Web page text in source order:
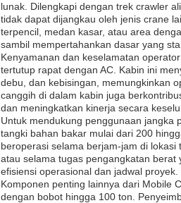
lunak. Dilengkapi dengan trek crawler
tidak dapat dijangkau oleh jenis crane
terpencil, medan kasar, atau area
sambil mempertahankan dasar yang
Kenyamanan dan keselamatan
tertutup rapat dengan AC. Kabin ini
debu, dan kebisingan, memungkinkan
canggih di dalam kabin juga
dan meningkatkan kinerja secara
Untuk mendukung penggunaan jangka
tangki bahan bakar mulai dari 200
beroperasi selama berjam-jam di
atau selama tugas pengangkatan
efisiensi operasional dan jadwal proyek.
Komponen penting lainnya dari Mobile
dengan bobot hingga 100 ton.